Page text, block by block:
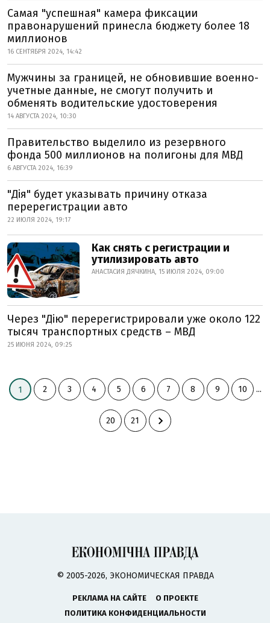
Самая "успешная" камера фиксации
правонарушений принесла бюджету более 18
миллионов
16 СЕНТЯБРЯ 2024, 14:42
Мужчины за границей, не обновившие военно-
учетные данные, не смогут получить и
обменять водительские удостоверения
14 АВГУСТА 2024, 10:30
Правительство выделило из резервного
фонда 500 миллионов на полигоны для МВД
6 АВГУСТА 2024, 16:39
"Дія" будет указывать причину отказа
перерегистрации авто
22 ИЮЛЯ 2024, 19:17
Как снять с регистрации и
утилизировать авто
АНАСТАСИЯ ДЯЧКИНА, 15 ИЮЛЯ 2024, 09:00
Через "Дію" перерегистрировали уже около 122
тысяч транспортных средств – МВД
25 ИЮНЯ 2024, 09:25
1 2 3 4 5 6 7 8 9 10 ...
20 21
© 2005-2026, ЭКОНОМИЧЕСКАЯ ПРАВДА
РЕКЛАМА НА САЙТЕ
О ПРОЕКТЕ
ПОЛИТИКА КОНФИДЕНЦИАЛЬНОСТИ